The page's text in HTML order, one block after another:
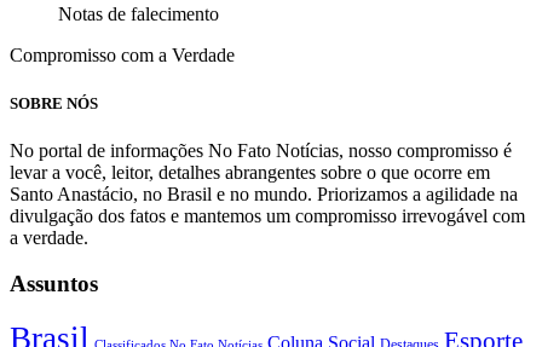
Notas de falecimento
Compromisso com a Verdade
SOBRE NÓS
No portal de informações No Fato Notícias, nosso compromisso é
levar a você, leitor, detalhes abrangentes sobre o que ocorre em
Santo Anastácio, no Brasil e no mundo. Priorizamos a agilidade na
divulgação dos fatos e mantemos um compromisso irrevogável com
a verdade.
Assuntos
Brasil Esporte